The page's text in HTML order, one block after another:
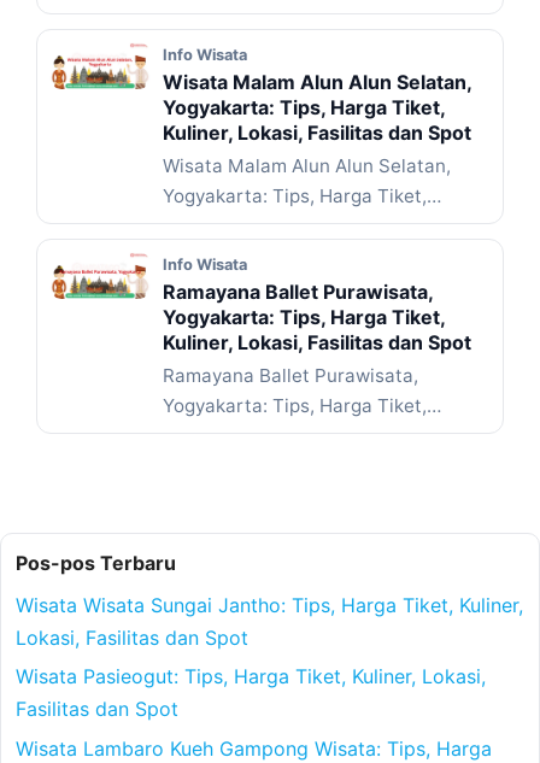
Spot – Pernah nggak sih ... Baca
Selengkapnya
Info Wisata
Wisata Malam Alun Alun Selatan,
Yogyakarta: Tips, Harga Tiket,
Kuliner, Lokasi, Fasilitas dan Spot
Wisata Malam Alun Alun Selatan,
Yogyakarta: Tips, Harga Tiket,
Kuliner, Lokasi, Fasilitas dan Spot – ...
Baca Selengkapnya
Info Wisata
Ramayana Ballet Purawisata,
Yogyakarta: Tips, Harga Tiket,
Kuliner, Lokasi, Fasilitas dan Spot
Ramayana Ballet Purawisata,
Yogyakarta: Tips, Harga Tiket,
Kuliner, Lokasi, Fasilitas dan Spot –
Pos-pos Terbaru
Wisata Wisata Sungai Jantho: Tips, Harga Tiket, Kuliner,
Lokasi, Fasilitas dan Spot
Wisata Pasieogut: Tips, Harga Tiket, Kuliner, Lokasi,
Fasilitas dan Spot
Wisata Lambaro Kueh Gampong Wisata: Tips, Harga